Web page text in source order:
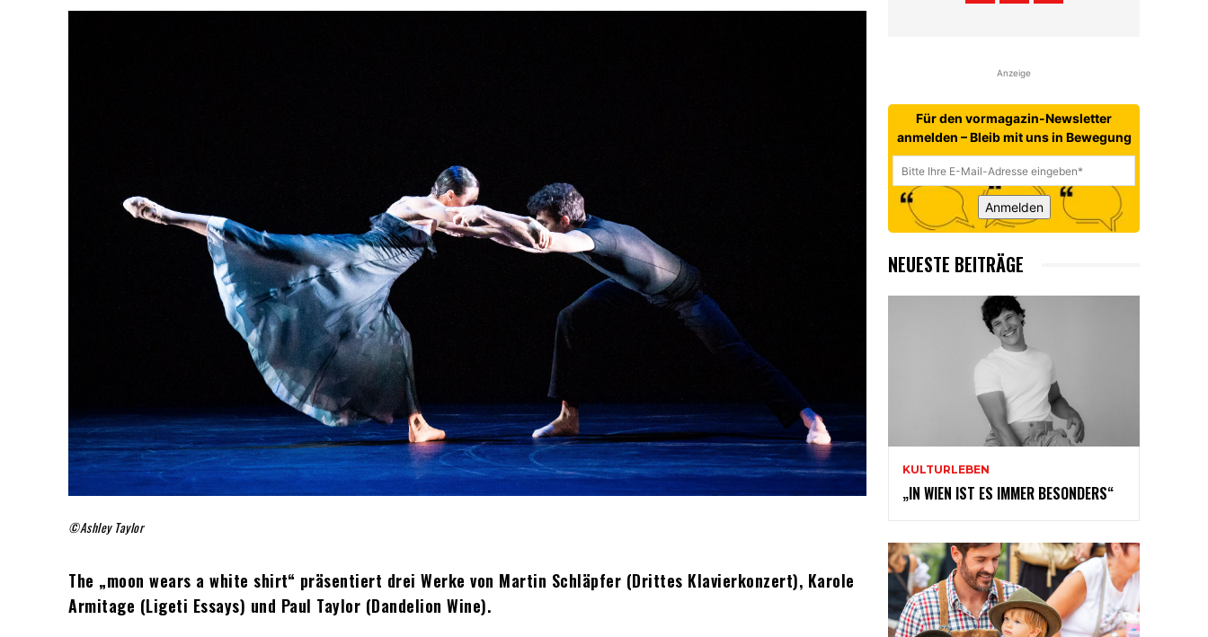
©Ashley Taylor
The „moon wears a white shirt“ präsentiert drei Werke von Martin Schläpfer (Drittes Klavierkonzert), Karole
Armitage (Ligeti Essays) und Paul Taylor (Dandelion Wine).
Anzeige
Für den vormagazin-Newsletter
anmelden – Bleib mit uns in Bewegung
Anmelden
NEUESTE BEITRÄGE
KULTURLEBEN
„IN WIEN IST ES IMMER BESONDERS“